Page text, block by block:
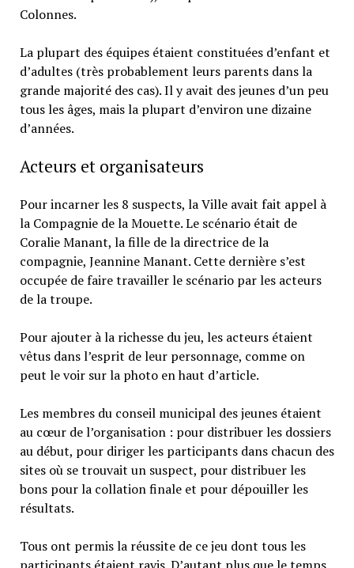
Colonnes.
La plupart des équipes étaient constituées d’enfant et
d’adultes (très probablement leurs parents dans la
grande majorité des cas). Il y avait des jeunes d’un peu
tous les âges, mais la plupart d’environ une dizaine
d’années.
Acteurs et organisateurs
Pour incarner les 8 suspects, la Ville avait fait appel à
la Compagnie de la Mouette. Le scénario était de
Coralie Manant, la fille de la directrice de la
compagnie, Jeannine Manant. Cette dernière s’est
occupée de faire travailler le scénario par les acteurs
de la troupe.
Pour ajouter à la richesse du jeu, les acteurs étaient
vêtus dans l’esprit de leur personnage, comme on
peut le voir sur la photo en haut d’article.
Les membres du conseil municipal des jeunes étaient
au cœur de l’organisation : pour distribuer les dossiers
au début, pour diriger les participants dans chacun des
sites où se trouvait un suspect, pour distribuer les
bons pour la collation finale et pour dépouiller les
résultats.
Tous ont permis la réussite de ce jeu dont tous les